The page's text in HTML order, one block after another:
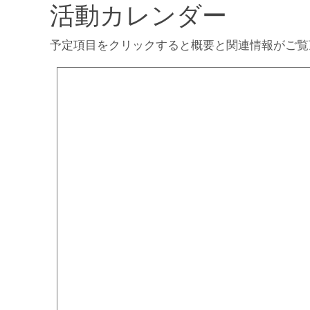
活動カレンダー
予定項目をクリックすると概要と関連情報がご覧